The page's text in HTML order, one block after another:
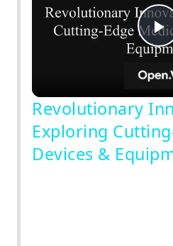
Play
Video
Revolutionary
Exploring
Devices &